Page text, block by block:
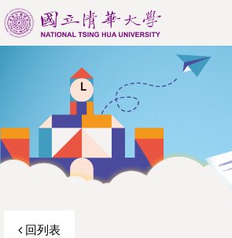
回列表